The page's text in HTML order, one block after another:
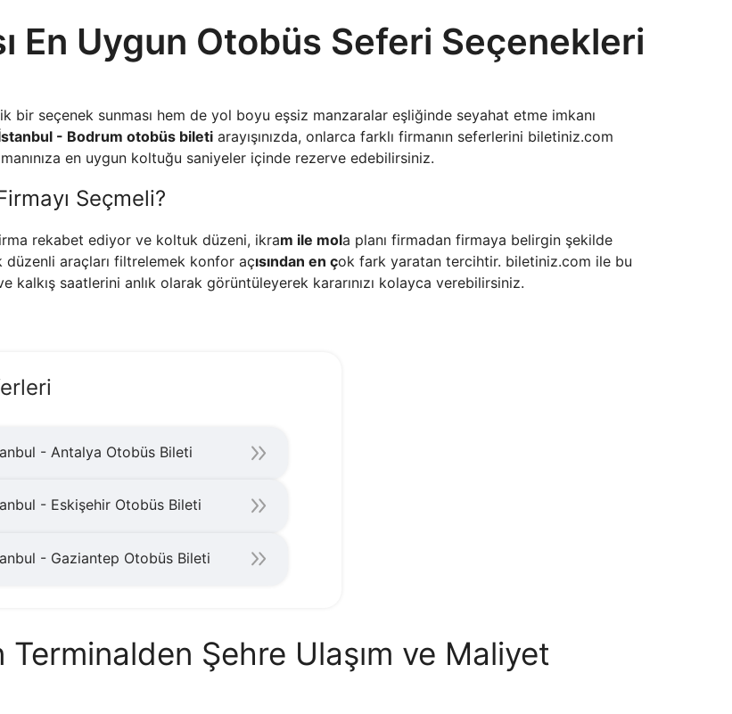
En Uygun Otobüs Seferi Seçenekleri
bir seçenek sunması hem de yol boyu eşsiz manzaralar eşliğinde seyahat etme imkanı
- Bodrum otobüs bileti arayışınızda, onlarca farklı firmanın seferlerini biletiniz.com
en uygun koltuğu saniyeler içinde rezerve edebilirsiniz.
Seçmeli?
rekabet ediyor ve koltuk düzeni, ikram ile mola planı firmadan firmaya belirgin şekilde
araçları filtrelemek konfor açısından en çok fark yaratan tercihtir. biletiniz.com ile bu
kalkış saatlerini anlık olarak görüntüleyerek kararınızı kolayca verebilirsiniz.
- Antalya Otobüs Bileti
- Eskişehir Otobüs Bileti
- Gaziantep Otobüs Bileti
Terminalden Şehre Ulaşım ve Maliyet